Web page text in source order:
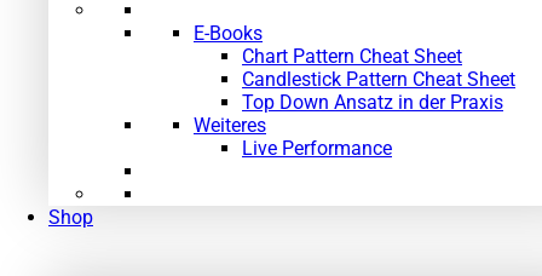
E-Books
Chart Pattern Cheat Sheet
Candlestick Pattern Cheat Sheet
Top Down Ansatz in der Praxis
Weiteres
Live Performance
Shop